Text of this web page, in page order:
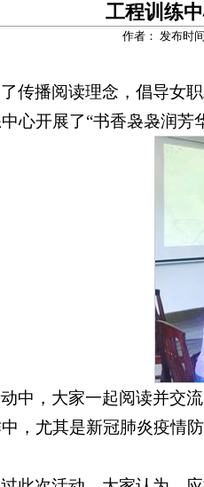
工程训练
作者： 发布时
传播阅读理念，倡导女
心开展了“书香袅袅润芳
中，大家一起阅读并交
，尤其是新冠肺炎疫情